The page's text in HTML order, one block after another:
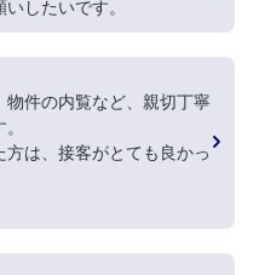
したいです。
物件の内覧など、親切丁寧
方は、接客がとても良かっ
。